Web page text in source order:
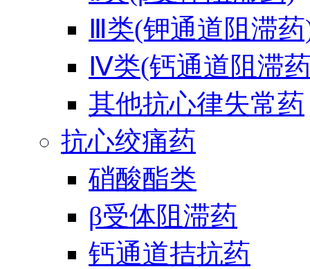
Ⅲ类(钾通道阻滞
Ⅳ类(钙通道阻滞
其他抗心律失常药
抗心绞痛药
硝酸酯类
β受体阻滞药
钙通道拮抗药